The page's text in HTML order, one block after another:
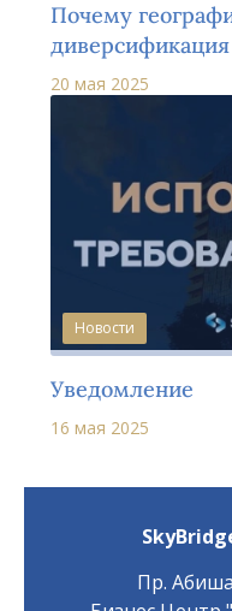
Почему
актуальна в 2025
20 мая 2025
Новости
Уведомление
16 мая 2025
Пр.